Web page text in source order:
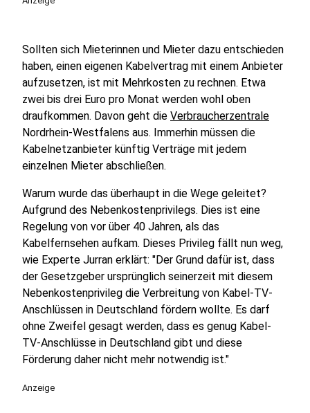
Sollten sich Mieterinnen und Mieter dazu entschieden
haben, einen eigenen Kabelvertrag mit einem Anbieter
aufzusetzen, ist mit Mehrkosten zu rechnen. Etwa
zwei bis drei Euro pro Monat werden wohl oben
draufkommen. Davon geht die Verbraucherzentrale
Nordrhein-Westfalens aus. Immerhin müssen die
Kabelnetzanbieter künftig Verträge mit jedem
einzelnen Mieter abschließen.
Warum wurde das überhaupt in die Wege geleitet?
Aufgrund des Nebenkostenprivilegs. Dies ist eine
Regelung von vor über 40 Jahren, als das
Kabelfernsehen aufkam. Dieses Privileg fällt nun weg,
wie Experte Jurran erklärt: "Der Grund dafür ist, dass
der Gesetzgeber ursprünglich seinerzeit mit diesem
Nebenkostenprivileg die Verbreitung von Kabel-TV-
Anschlüssen in Deutschland fördern wollte. Es darf
ohne Zweifel gesagt werden, dass es genug Kabel-
TV-Anschlüsse in Deutschland gibt und diese
Förderung daher nicht mehr notwendig ist."
Anzeige